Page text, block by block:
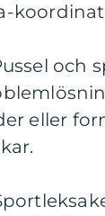
och
eller